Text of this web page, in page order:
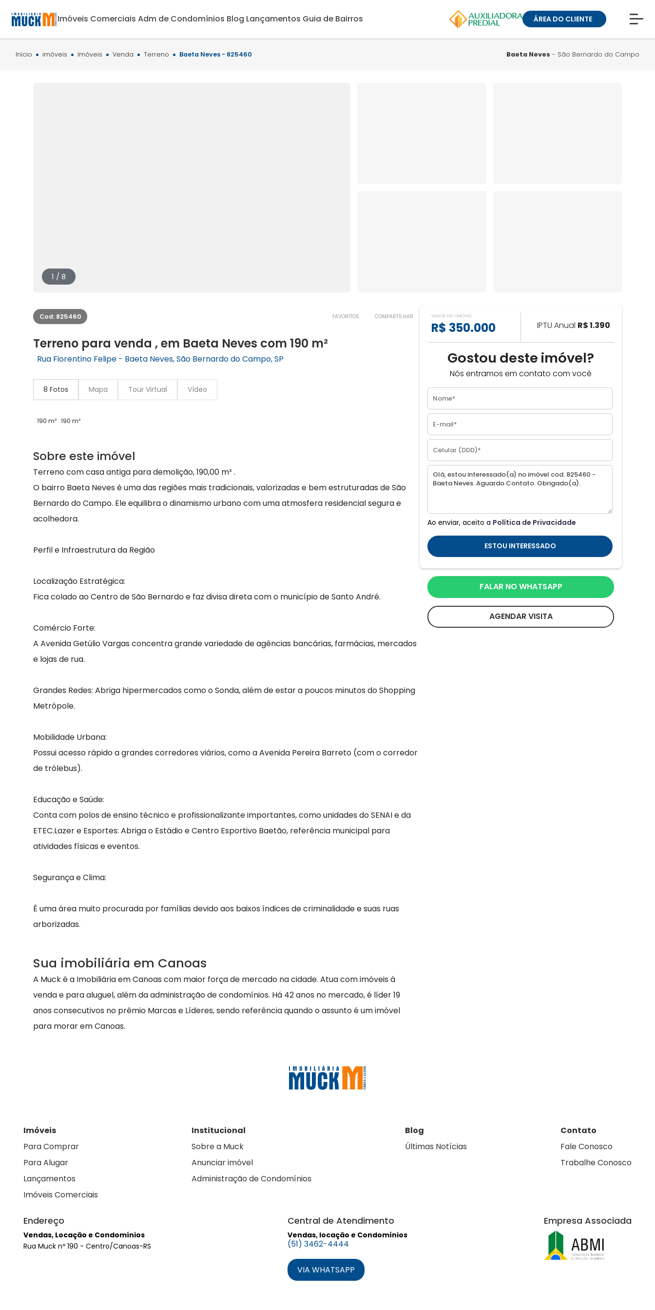
Imóveis Comerciais Adm de Condomínios Blog Lançamentos Guia de Bairros ÁREA DO CLIENTE
CONHEÇA A MUCK
BLOG
TRABALHE CONOSCO
Início imóveis Imóveis Venda Terreno Baeta Neves - 825460 Baeta Neves - São Bernardo do Campo
1 / 8
Cod: 825460 FAVORITOS COMPARTILHAR
Terreno para venda , em Baeta Neves com 190 m²
Rua Fiorentino Felipe - Baeta Neves, São Bernardo do Campo, SP
8 Fotos Mapa Tour Virtual Vídeo
190 m² 190 m²
Sobre este imóvel
Terreno com casa antiga para demolição, 190,00 m² .
O bairro Baeta Neves é uma das regiões mais tradicionais, valorizadas e bem estruturadas de São
Bernardo do Campo. Ele equilibra o dinamismo urbano com uma atmosfera residencial segura e
acolhedora.
Perfil e Infraestrutura da Região
Localização Estratégica:
Fica colado ao Centro de São Bernardo e faz divisa direta com o município de Santo André.
Comércio Forte:
A Avenida Getúlio Vargas concentra grande variedade de agências bancárias, farmácias, mercados
e lojas de rua.
Grandes Redes: Abriga hipermercados como o Sonda, além de estar a poucos minutos do Shopping
Metrópole.
Mobilidade Urbana:
Possui acesso rápido a grandes corredores viários, como a Avenida Pereira Barreto (com o corredor
de trólebus).
Educação e Saúde:
Conta com polos de ensino técnico e profissionalizante importantes, como unidades do SENAI e da
ETEC.Lazer e Esportes: Abriga o Estádio e Centro Esportivo Baetão, referência municipal para
atividades físicas e eventos.
Segurança e Clima:
É uma área muito procurada por famílias devido aos baixos índices de criminalidade e suas ruas
arborizadas.
Sua imobiliária em Canoas
A Muck é a Imobiliária em Canoas com maior força de mercado na cidade. Atua com imóveis à
venda e para aluguel, além da administração de condomínios. Há 42 anos no mercado, é líder 19
anos consecutivos no prêmio Marcas e Líderes, sendo referência quando o assunto é um imóvel
para morar em Canoas.
VALOR DO IMÓVEL
R$ 350.000 IPTU Anual R$ 1.390
Gostou deste imóvel?
Nós entramos em contato com você
Ao enviar, aceito a Política de Privacidade
ESTOU INTERESSADO
FALAR NO WHATSAPP
AGENDAR VISITA
Imóveis
Para Comprar
Para Alugar
Lançamentos
Imóveis Comerciais
Institucional
Sobre a Muck
Anunciar imóvel
Administração de Condomínios
Blog
Últimas Notícias
Contato
Fale Conosco
Trabalhe Conosco
Endereço
Vendas, Locação e Condomínios
Rua Muck nº 190 - Centro/Canoas-RS
Central de Atendimento
Vendas, locação e Condomínios
(51) 3462-4444
VIA WHATSAPP
Empresa Associada